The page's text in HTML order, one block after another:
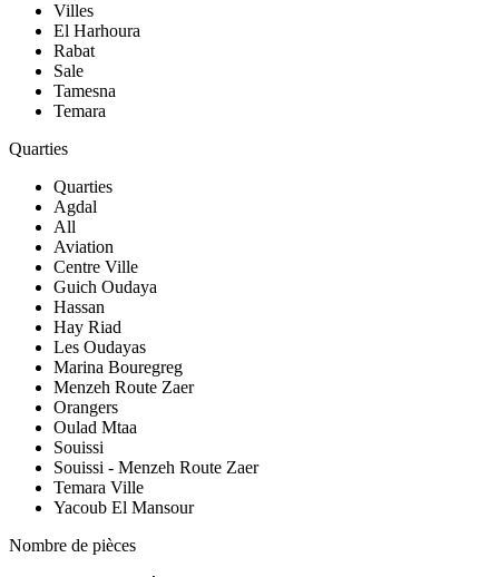
Villes
El Harhoura
Rabat
Sale
Tamesna
Temara
Quarties
Quarties
Agdal
All
Aviation
Centre Ville
Guich Oudaya
Hassan
Hay Riad
Les Oudayas
Marina Bouregreg
Menzeh Route Zaer
Orangers
Oulad Mtaa
Souissi
Souissi - Menzeh Route Zaer
Temara Ville
Yacoub El Mansour
Nombre de pièces